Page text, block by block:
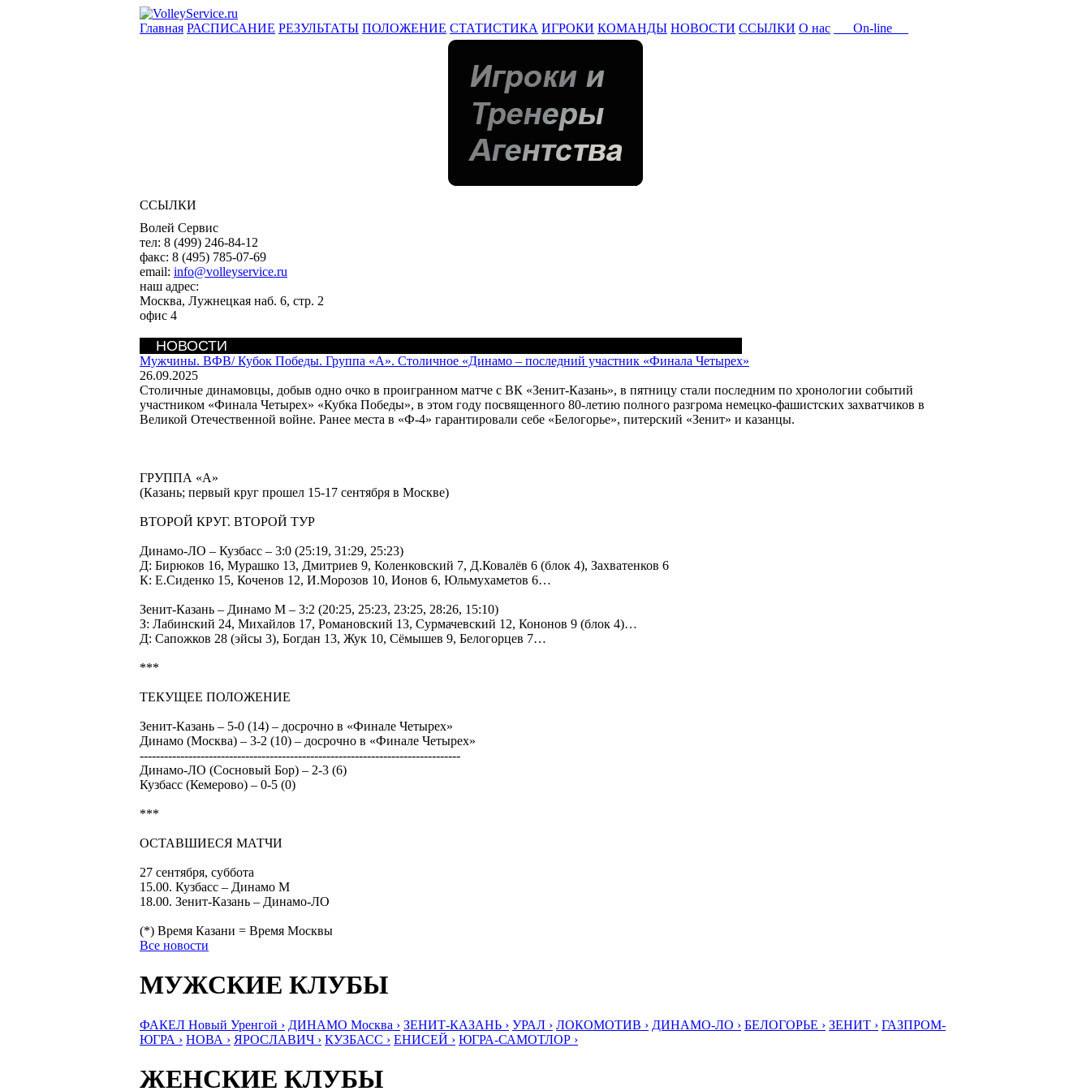
Главная РАСПИСАНИЕ РЕЗУЛЬТАТЫ ПОЛОЖЕНИЕ СТАТИСТИКА ИГРОКИ КОМАНДЫ НОВОСТИ ССЫЛКИ О нас On-line
ССЫЛКИ
Волей Сервис
тел: 8 (499) 246-84-12
факс: 8 (495) 785-07-69
email: info@volleyservice.ru
наш адрес:
Москва, Лужнецкая наб. 6, стр. 2
офис 4
НОВОСТИ
Мужчины. ВФВ/Кубок Победы. Группа «А». Столичное «Динамо – последний участник «Финала Четырех»
26.09.2025
Столичные динамовцы, добыв одно очко в проигранном матче с ВК «Зенит-Казань», в пятницу стали последним по хронологии событий
участником «Финала Четырех» «Кубка Победы», в этом году посвященного 80-летию полного разгрома немецко-фашистских захватчиков в
Великой Отечественной войне. Ранее места в «Ф-4» гарантировали себе «Белогорье», питерский «Зенит» и казанцы.
ГРУППА «А»
(Казань; первый круг прошел 15-17 сентября в Москве)
ВТОРОЙ КРУГ. ВТОРОЙ ТУР
Динамо-ЛО – Кузбасс – 3:0 (25:19, 31:29, 25:23)
Д: Бирюков 16, Мурашко 13, Дмитриев 9, Коленковский 7, Д.Ковалёв 6 (блок 4), Захватенков 6
К: Е.Сиденко 15, Коченов 12, И.Морозов 10, Ионов 6, Юльмухаметов 6…
Зенит-Казань – Динамо М – 3:2 (20:25, 25:23, 23:25, 28:26, 15:10)
З: Лабинский 24, Михайлов 17, Романовский 13, Сурмачевский 12, Кононов 9 (блок 4)…
Д: Сапожков 28 (эйсы 3), Богдан 13, Жук 10, Сёмышев 9, Белогорцев 7…
***
ТЕКУЩЕЕ ПОЛОЖЕНИЕ
Зенит-Казань – 5-0 (14) – досрочно в «Финале Четырех»
Динамо (Москва) – 3-2 (10) – досрочно в «Финале Четырех»
-------------------------------------------------------------------------------
Динамо-ЛО (Сосновый Бор) – 2-3 (6)
Кузбасс (Кемерово) – 0-5 (0)
***
ОСТАВШИЕСЯ МАТЧИ
27 сентября, суббота
15.00. Кузбасс – Динамо М
18.00. Зенит-Казань – Динамо-ЛО
(*) Время Казани = Время Москвы
Все новости
МУЖСКИЕ КЛУБЫ
ФАКЕЛ Новый Уренгой › ДИНАМО Москва › ЗЕНИТ-КАЗАНЬ › УРАЛ › ЛОКОМОТИВ › ДИНАМО-ЛО › БЕЛОГОРЬЕ › ЗЕНИТ › ГАЗПРОМ-
ЮГРА › НОВА › ЯРОСЛАВИЧ › КУЗБАСС › ЕНИСЕЙ › ЮГРА-САМОТЛОР ›
ЖЕНСКИЕ КЛУБЫ